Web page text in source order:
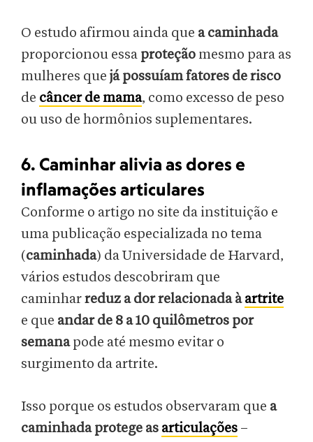
O estudo afirmou ainda que a caminhada
proporcionou essa proteção mesmo para as
mulheres que já possuíam fatores de risco
de câncer de mama, como excesso de peso
ou uso de hormônios suplementares.
6. Caminhar alivia as dores e
inflamações articulares
Conforme o artigo no site da instituição e
uma publicação especializada no tema
(caminhada) da Universidade de Harvard,
vários estudos descobriram que
caminharreduz a dor relacionada àartrite
e que andar de 8 a 10 quilômetros por
semanapode até mesmo evitar o
surgimento da artrite.
Isso porque os estudos observaram que a
caminhada protege as articulações –